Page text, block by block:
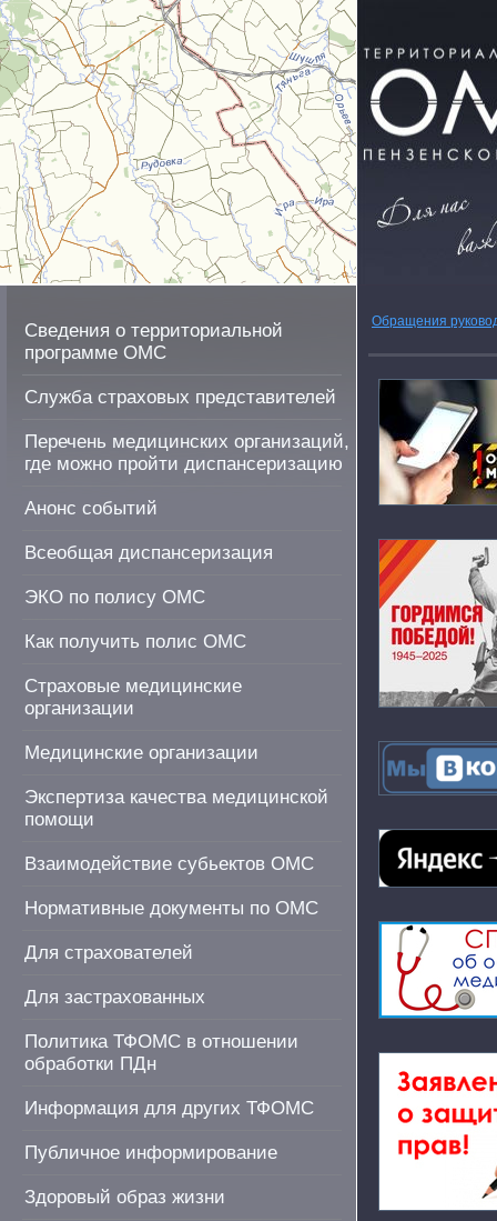
Сведения о территориальной
программе ОМС
Служба страховых представителей
Перечень медицинских организаций,
где можно пройти диспансеризацию
Анонс событий
Всеобщая диспансеризация
ЭКО по полису ОМС
Как получить полис ОМС
Страховые медицинские
организации
Медицинские организации
Экспертиза качества медицинской
помощи
Взаимодействие субьектов ОМС
Нормативные документы по ОМС
Для страхователей
Для застрахованных
Политика ТФОМС в отношении
обработки ПДн
Информация для других ТФОМС
Публичное информирование
Здоровый образ жизни
Обращения